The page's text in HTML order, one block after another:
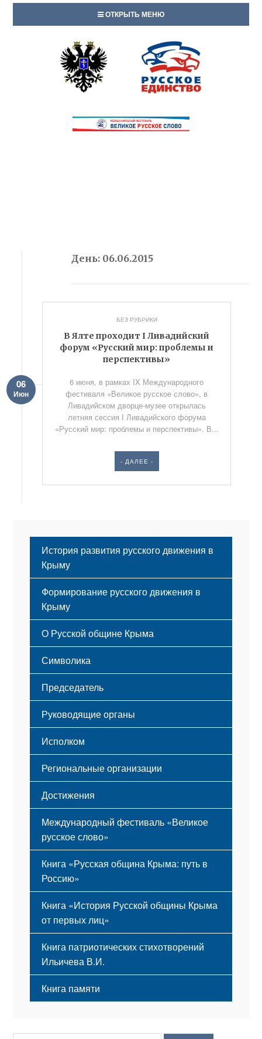
ОТКРЫТЬ МЕНЮ
День: 06.06.2015
БЕЗ РУБРИКИ
В Ялте проходит I Ливадийский
форум «Русский мир: проблемы и
перспективы»
06
Июн
6 июня, в рамках IX Международного
фестиваля «Великое русское слово», в
Ливадийском дворце-музее открылась
летняя сессия I Ливадийского форума
«Русский мир: проблемы и перспективы». В...
- ДАЛЕЕ -
История развития русского движения в
Крыму
Формирование русского движения в
Крыму
Русский Крым
О Русской общине Крыма
Этапы становления
Принципы деятельности
Структура
Мероприятия
Символика
Флаг
Герб
Гимн
Председатель
Руководящие органы
Исполком
Региональные организации
Достижения
Международный фестиваль «Великое
русское слово»
Книга «Русская община Крыма: путь в
Россию»
Книга «История Русской общины Крыма
от первых лиц»
Книга патриотических стихотворений
Ильичева В.И.
Книга памяти